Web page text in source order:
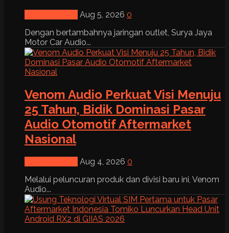
Aug 5, 2026 0
Dengan bertambahnya jaringan outlet, Surya Jaya
Motor Car Audio...
Venom Audio Perkuat Visi Menuju
25 Tahun, Bidik Dominasi Pasar
Audio Otomotif Aftermarket
Nasional
Aug 4, 2026 0
Melalui peluncuran produk dan divisi baru ini, Venom
Audio...